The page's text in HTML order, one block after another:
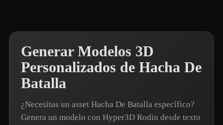
Generar Modelos 3D
Personalizados de Hacha De
Batalla
¿Necesitas un asset Hacha De Batalla específico?
Genera un modelo con Hyper3D Rodin desde texto